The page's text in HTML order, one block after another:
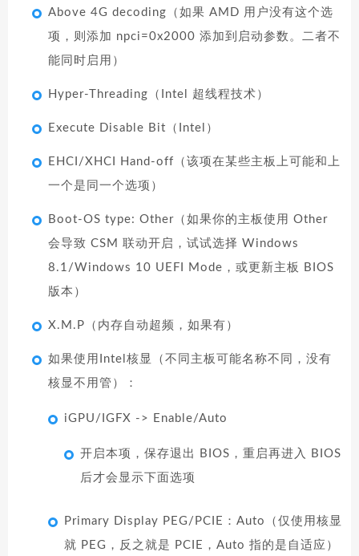
Above 4G decoding（如果 AMD 用户没有这个选
项，则添加 npci=0x2000 添加到启动参数。二者不
能同时启用）
Hyper-Threading（Intel 超线程技术）
Execute Disable Bit（Intel）
EHCI/XHCI Hand-off（该项在某些主板上可能和上
一个是同一个选项）
Boot-OS type: Other（如果你的主板使用 Other
会导致 CSM 联动开启，试试选择 Windows
8.1/Windows 10 UEFI Mode，或更新主板 BIOS
版本）
X.M.P（内存自动超频，如果有）
如果使用Intel核显（不同主板可能名称不同，没有
核显不用管）：
iGPU/IGFX -> Enable/Auto
开启本项，保存退出 BIOS，重启再进入 BIOS
后才会显示下面选项
Primary Display PEG/PCIE：Auto（仅使用核显
就 PEG，反之就是 PCIE，Auto 指的是自适应）